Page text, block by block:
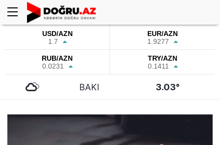
USD/AZN
1.7
EUR/AZN
1.9277
RUB/AZN
0.0231
TRY/AZN
0.1411
BAKI 3.03°